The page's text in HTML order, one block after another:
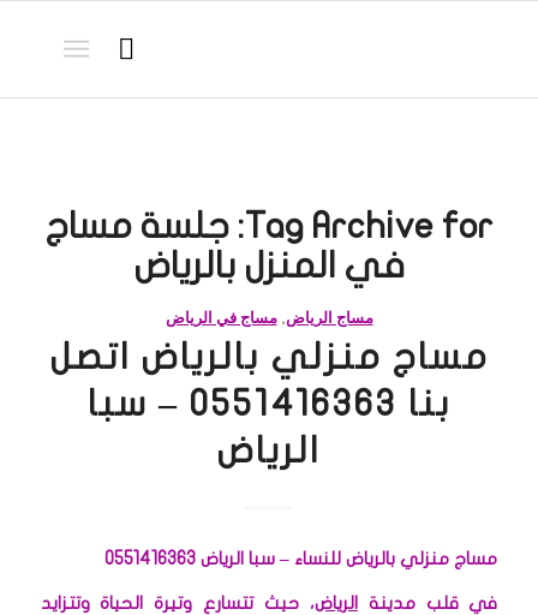
Tag Archive for: جلسة مساج
في المنزل بالرياض
مساج الرياض,مساج في الرياض
مساج منزلي بالرياض اتصل
بنا 0551416363 – سبا
الرياض
مساج منزلي بالرياض للنساء – سبا الرياض 0551416363
في قلب مدينة الرياض، حيث تتسارع وتيرة الحياة وتتزايد